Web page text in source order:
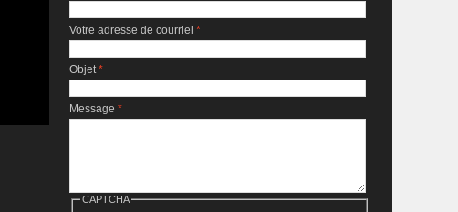
Votre adresse de courriel*
Objet*
Message*
CAPTCHA